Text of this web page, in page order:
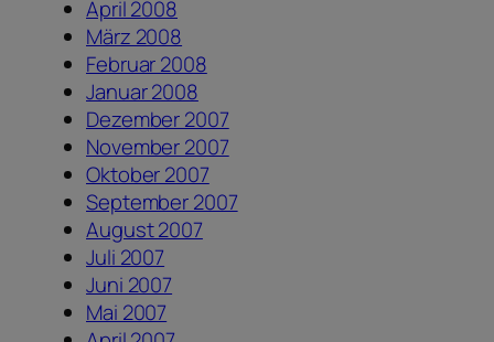
April 2008
März 2008
Februar 2008
Januar 2008
Dezember 2007
November 2007
Oktober 2007
September 2007
August 2007
Juli 2007
Juni 2007
Mai 2007